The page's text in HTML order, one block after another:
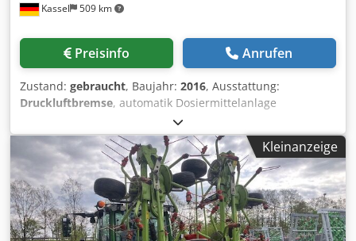
Kassel 509 km
Preisinfo Anrufen
Zustand: gebraucht, Baujahr: 2016, Ausstattung:
Druckluftbremse, automatik Dosiermittelanlage
abklappbarer Kratzboden 3. Tastrad unter PickUp / 6905
Ladungen Nachlauflenkachse Deichselfederung
hydraulisch Achsfederung / mechanisch LoadSensing
PickUp 40 Messer Schneidwerk LED-Lichtpaket /
Kraftmessbolzen für L Chodpfstpn Tpex Ak Toa
Kleinanzeige